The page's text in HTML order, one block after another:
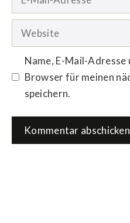
Website
Name, E-Mail-Adresse
Browser für meinen
speichern.